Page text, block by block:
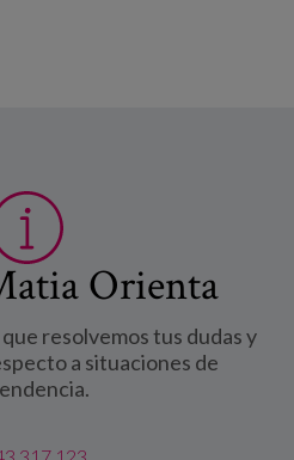
Orienta
resolvemos tus dudas y
a situaciones de